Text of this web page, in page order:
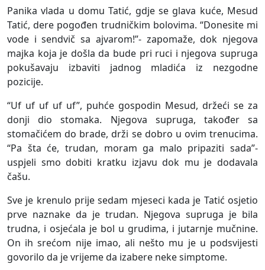
Panika vlada u domu Tatić, gdje se glava kuće, Mesud
Tatić, dere pogođen trudničkim bolovima. “Donesite mi
vode i sendvič sa ajvarom!”- zapomaže, dok njegova
majka koja je došla da bude pri ruci i njegova supruga
pokušavaju izbaviti jadnog mladića iz nezgodne
pozicije.
“Uf uf uf uf uf”, puhće gospodin Mesud, držeći se za
donji dio stomaka. Njegova supruga, također sa
stomačićem do brade, drži se dobro u ovim trenucima.
“Pa šta će, trudan, moram ga malo pripaziti sada”-
uspjeli smo dobiti kratku izjavu dok mu je dodavala
čašu.
Sve je krenulo prije sedam mjeseci kada je Tatić osjetio
prve naznake da je trudan. Njegova supruga je bila
trudna, i osjećala je bol u grudima, i jutarnje mučnine.
On ih srećom nije imao, ali nešto mu je u podsvijesti
govorilo da je vrijeme da izabere neke simptome.